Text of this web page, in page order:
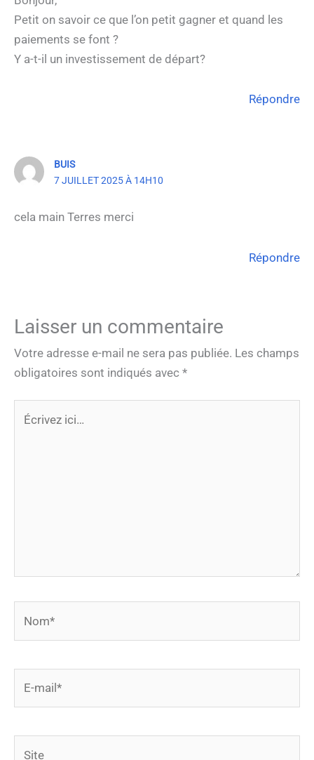
Petit on savoir ce que l’on petit gagner et quand les
paiements se font ?
Y a-t-il un investissement de départ?
Répondre
BUIS
7 JUILLET 2025 À 14H10
cela main Terres merci
Répondre
Laisser un commentaire
Votre adresse e-mail ne sera pas publiée. Les champs
obligatoires sont indiqués avec *